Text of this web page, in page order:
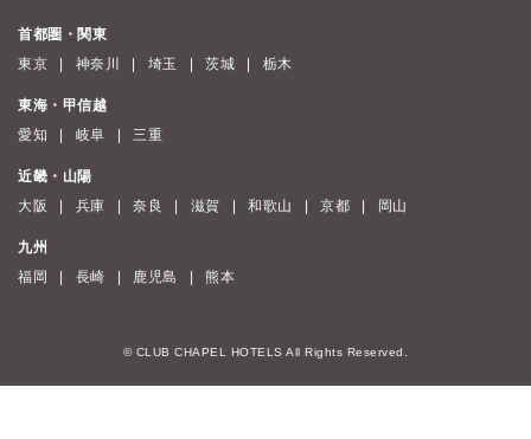
首都圏・関東
東京
神奈川 埼玉 茨城 栃木
東海・甲信越
愛知
岐阜 三重
近畿・山陽
大阪
兵庫 奈良 滋賀 和歌山 京都 岡山
九州
福岡
長崎 鹿児島 熊本
© CLUB CHAPEL HOTELS All Rights Reserved.